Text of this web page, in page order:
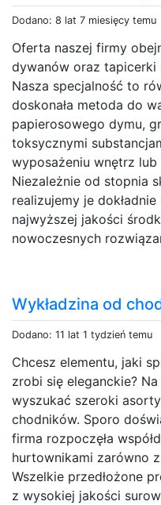
Dodano: 8 lat 7 miesięcy temu
Oferta naszej firmy
dywanów oraz tapicerki
Nasza specjalność to
doskonała metoda do
papierosowego dymu,
toksycznymi
wyposażeniu wnętrz lub
Niezależnie od stopnia
realizujemy je
najwyższej jakości
nowoczesnych
Wykładzina od
Dodano: 11 lat 1 tydzień temu
Chcesz elementu, jaki
zrobi się eleganckie?
wyszukać szeroki
chodników. Sporo
firma rozpoczęła
hurtownikami zarówno
Wszelkie przedłożone
z wysokiej jakości